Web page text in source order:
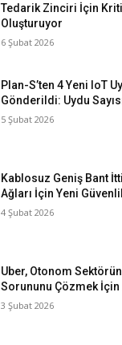
Tedarik Zinciri İçin
Oluşturuyor
6 Şubat 2026
Plan-S’ten 4 Yeni IoT
Gönderildi: Uydu
5 Şubat 2026
Kablosuz Geniş Bant
Ağları İçin Yeni
4 Şubat 2026
Uber, Otonom
Sorununu Çözmek İçin
3 Şubat 2026